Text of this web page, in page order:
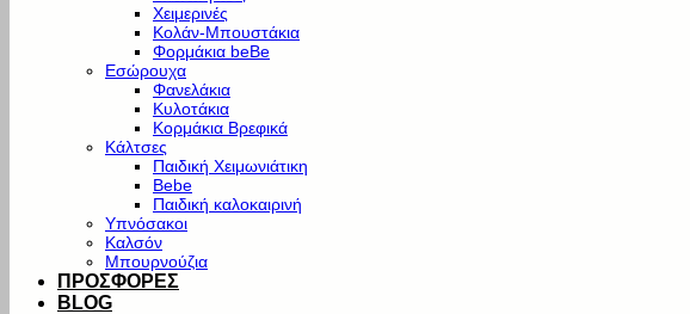
Χειμερινές
Κολάν-Μπουστάκια
Φορμάκια beBe
Εσώρουχα
Φανελάκια
Κυλοτάκια
Κορμάκια Βρεφικά
Κάλτσες
Παιδική Χειμωνιάτικη
Bebe
Παιδική καλοκαιρινή
Υπνόσακοι
Καλσόν
Μπουρνούζια
ΠΡΟΣΦΟΡΕΣ
BLOG